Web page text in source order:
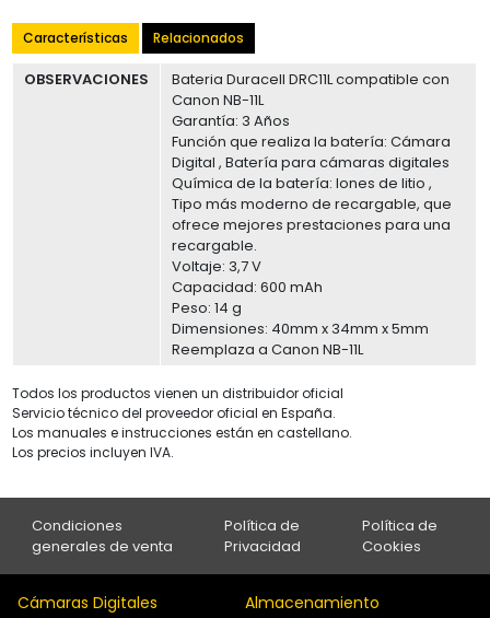
Características Relacionados
OBSERVACIONES
Bateria Duracell DRC11L compatible con
Canon NB-11L
Garantía: 3 Años
Función que realiza la batería: Cámara
Digital , Batería para cámaras digitales
Química de la batería: Iones de litio ,
Tipo más moderno de recargable, que
ofrece mejores prestaciones para una
recargable.
Voltaje: 3,7 V
Capacidad: 600 mAh
Peso: 14 g
Dimensiones: 40mm x 34mm x 5mm
Reemplaza a Canon NB-11L
Todos los productos vienen un distribuidor oficial
Servicio técnico del proveedor oficial en España.
Los manuales e instrucciones están en castellano.
Los precios incluyen IVA.
Condiciones
generales de venta
Política de
Privacidad
Política de
Cookies
Cámaras Digitales Almacenamiento